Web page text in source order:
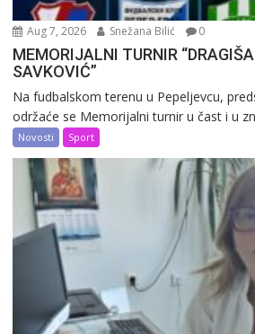
Aug 7, 2026 Snežana Bilić 0
MEMORIJALNI TURNIR
SAVKOVIĆ”
Na fudbalskom terenu u Pepeljevcu,
održaće se Memorijalni turnir u čast i u
Novosti Sport